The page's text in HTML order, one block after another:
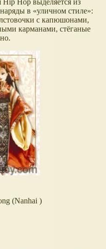
Hop выделяется из
в
уличном стиле :
с капюшонами,
карманами, стёганые
(Nanhai )